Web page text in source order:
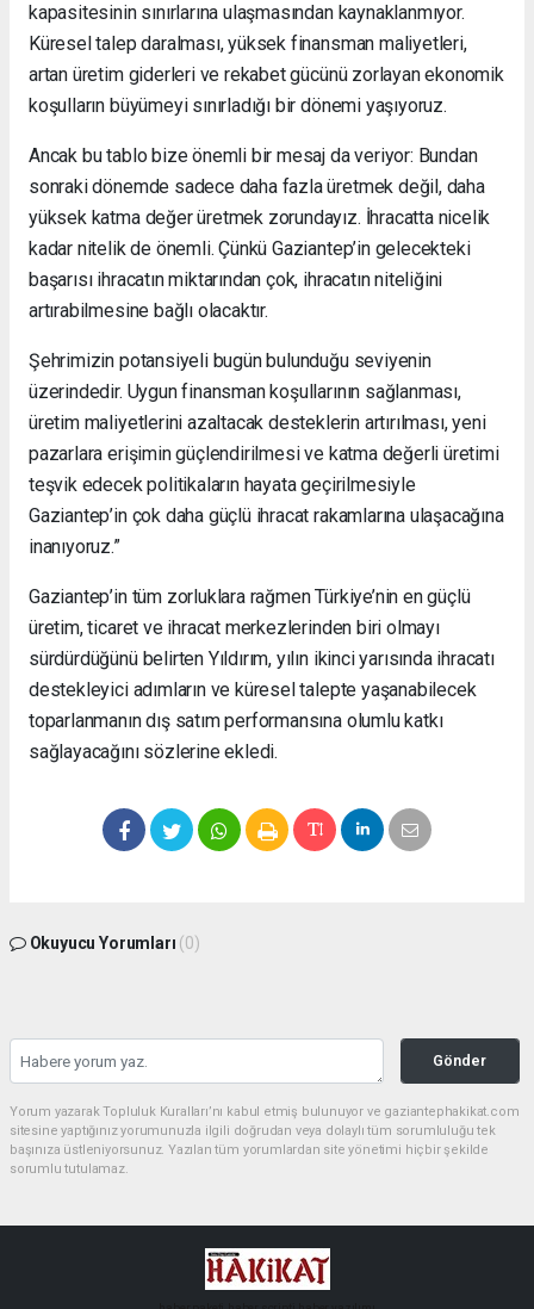
kapasitesinin sınırlarına ulaşmasından kaynaklanmıyor.
Küresel talep daralması, yüksek finansman maliyetleri,
artan üretim giderleri ve rekabet gücünü zorlayan ekonomik
koşulların büyümeyi sınırladığı bir dönemi yaşıyoruz.
Ancak bu tablo bize önemli bir mesaj da veriyor: Bundan
sonraki dönemde sadece daha fazla üretmek değil, daha
yüksek katma değer üretmek zorundayız. İhracatta nicelik
kadar nitelik de önemli. Çünkü Gaziantep’in gelecekteki
başarısı ihracatın miktarından çok, ihracatın niteliğini
artırabilmesine bağlı olacaktır.
Şehrimizin potansiyeli bugün bulunduğu seviyenin
üzerindedir. Uygun finansman koşullarının sağlanması,
üretim maliyetlerini azaltacak desteklerin artırılması, yeni
pazarlara erişimin güçlendirilmesi ve katma değerli üretimi
teşvik edecek politikaların hayata geçirilmesiyle
Gaziantep’in çok daha güçlü ihracat rakamlarına ulaşacağına
inanıyoruz.”
Gaziantep’in tüm zorluklara rağmen Türkiye’nin en güçlü
üretim, ticaret ve ihracat merkezlerinden biri olmayı
sürdürdüğünü belirten Yıldırım, yılın ikinci yarısında ihracatı
destekleyici adımların ve küresel talepte yaşanabilecek
toparlanmanın dış satım performansına olumlu katkı
sağlayacağını sözlerine ekledi.
Okuyucu Yorumları (0)
Gönder
Yorum yazarak Topluluk Kuralları’nı kabul etmiş bulunuyor ve gaziantephakikat.com
sitesine yaptığınız yorumunuzla ilgili doğrudan veya dolaylı tüm sorumluluğu tek
başınıza üstleniyorsunuz. Yazılan tüm yorumlardan site yönetimi hiçbir şekilde
sorumlu tutulamaz.